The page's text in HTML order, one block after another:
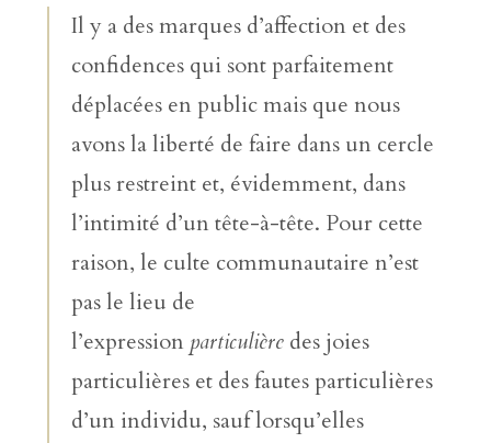
Il y a des marques d’affection et des
confidences qui sont parfaitement
déplacées en public mais que nous
avons la liberté de faire dans un cercle
plus restreint et, évidemment, dans
l’intimité d’un tête-à-tête. Pour cette
raison, le culte communautaire n’est
pas le lieu de
l’expression particulièredes joies
particulières et des fautes particulières
d’un individu, sauf lorsqu’elles